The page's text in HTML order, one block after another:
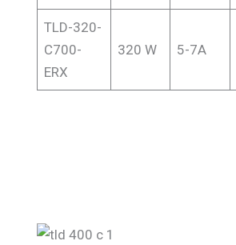
TLD-320-
C700-
ERX
320 W 5-7A